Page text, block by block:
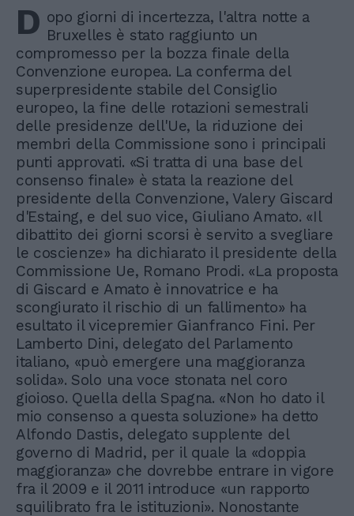
D opo giorni di incertezza, l'altra notte a
Bruxelles è stato raggiunto un
compromesso per la bozza finale della
Convenzione europea. La conferma del
superpresidente stabile del Consiglio
europeo, la fine delle rotazioni semestrali
delle presidenze dell'Ue, la riduzione dei
membri della Commissione sono i principali
punti approvati. «Si tratta di una base del
consenso finale» è stata la reazione del
presidente della Convenzione, Valery Giscard
d'Estaing, e del suo vice, Giuliano Amato. «Il
dibattito dei giorni scorsi è servito a svegliare
le coscienze» ha dichiarato il presidente della
Commissione Ue, Romano Prodi. «La proposta
di Giscard e Amato è innovatrice e ha
scongiurato il rischio di un fallimento» ha
esultato il vicepremier Gianfranco Fini. Per
Lamberto Dini, delegato del Parlamento
italiano, «può emergere una maggioranza
solida». Solo una voce stonata nel coro
gioioso. Quella della Spagna. «Non ho dato il
mio consenso a questa soluzione» ha detto
Alfondo Dastis, delegato supplente del
governo di Madrid, per il quale la «doppia
maggioranza» che dovrebbe entrare in vigore
fra il 2009 e il 2011 introduce «un rapporto
squilibrato fra le istituzioni». Nonostante